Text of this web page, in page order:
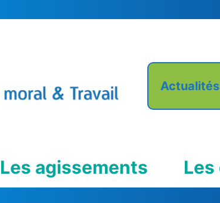
Les agissements